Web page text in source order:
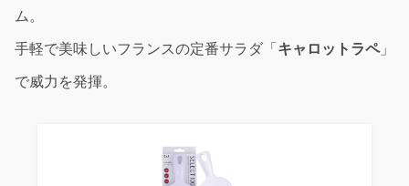
ム。
手軽で美味しいフランスの定番サラダ「 キャロットラペ」
で威力を発揮。